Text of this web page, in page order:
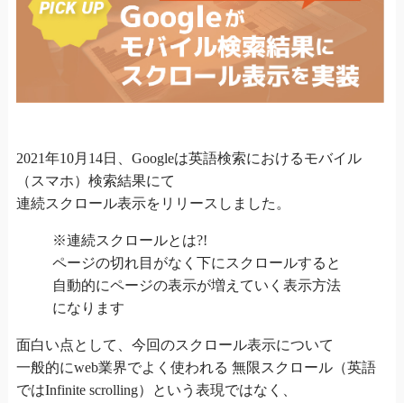
2021年10月14日、Googleは英語検索におけるモバイル
（スマホ）検索結果にて
連続スクロール表示をリリースしました。
※連続スクロールとは?!
ページの切れ目がなく下にスクロールすると
自動的にページの表示が増えていく表示方法
になります
面白い点として、今回のスクロール表示について
一般的にweb業界でよく使われる 無限スクロール（英語
ではInfinite scrolling）という表現ではなく、